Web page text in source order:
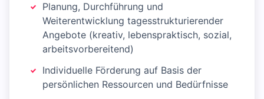
Planung, Durchführung und
Weiterentwicklung tagesstrukturierender
Angebote (kreativ, lebenspraktisch, sozial,
arbeitsvorbereitend)
Individuelle Förderung auf Basis der
persönlichen Ressourcen und Bedürfnisse